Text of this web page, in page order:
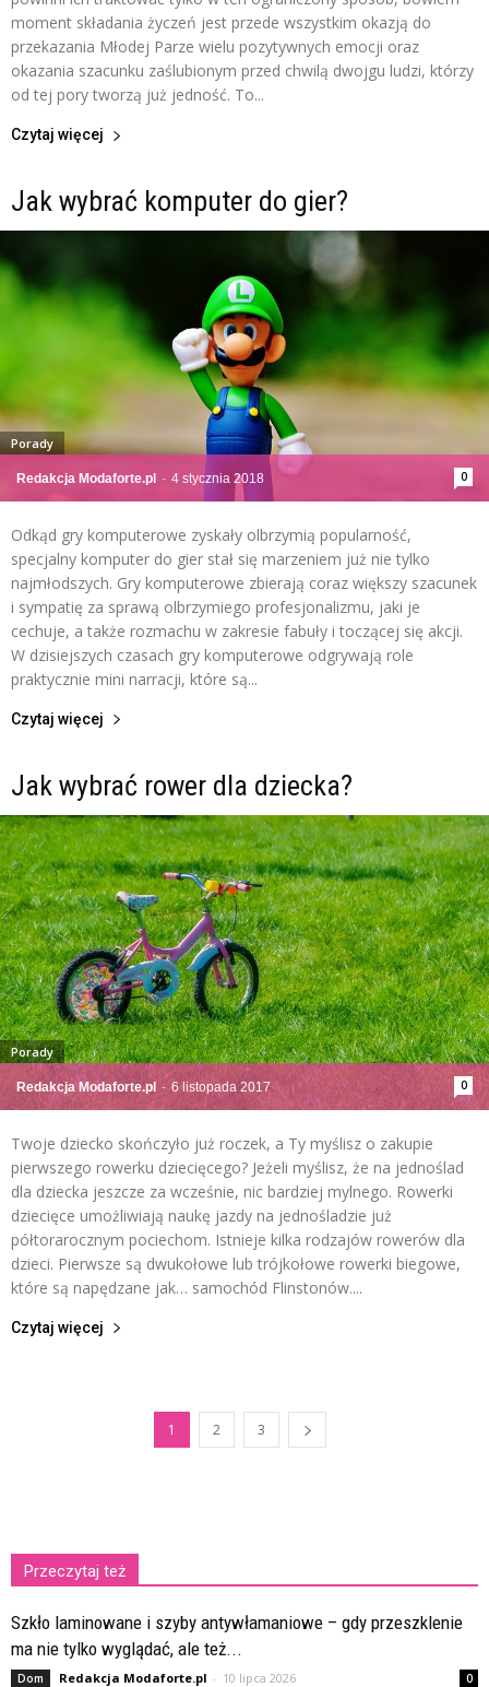
moment składania życzeń jest przede wszystkim okazją do
przekazania Młodej Parze wielu pozytywnych emocji oraz
okazania szacunku zaślubionym przed chwilą dwojgu ludzi, którzy
od tej pory tworzą już jedność. To...
Czytaj więcej
Jak wybrać komputer do gier?
Redakcja Modaforte.pl - 4 stycznia 2018 0
Porady
Odkąd gry komputerowe zyskały olbrzymią popularność,
specjalny komputer do gier stał się marzeniem już nie tylko
najmłodszych. Gry komputerowe zbierają coraz większy szacunek
i sympatię za sprawą olbrzymiego profesjonalizmu, jaki je
cechuje, a także rozmachu w zakresie fabuły i toczącej się akcji.
W dzisiejszych czasach gry komputerowe odgrywają role
praktycznie mini narracji, które są...
Czytaj więcej
Jak wybrać rower dla dziecka?
Redakcja Modaforte.pl - 6 listopada 2017 0
Porady
Twoje dziecko skończyło już roczek, a Ty myślisz o zakupie
pierwszego rowerku dziecięcego? Jeżeli myślisz, że na jednoślad
dla dziecka jeszcze za wcześnie, nic bardziej mylnego. Rowerki
dziecięce umożliwiają naukę jazdy na jednośladzie już
półtorarocznym pociechom. Istnieje kilka rodzajów rowerów dla
dzieci. Pierwsze są dwukołowe lub trójkołowe rowerki biegowe,
które są napędzane jak… samochód Flinstonów....
Czytaj więcej
1 2 3
Przeczytaj też
Szkło laminowane i szyby antywłamaniowe – gdy przeszklenie
ma nie tylko wyglądać, ale też...
Dom Redakcja Modaforte.pl - 10 lipca 2026 0